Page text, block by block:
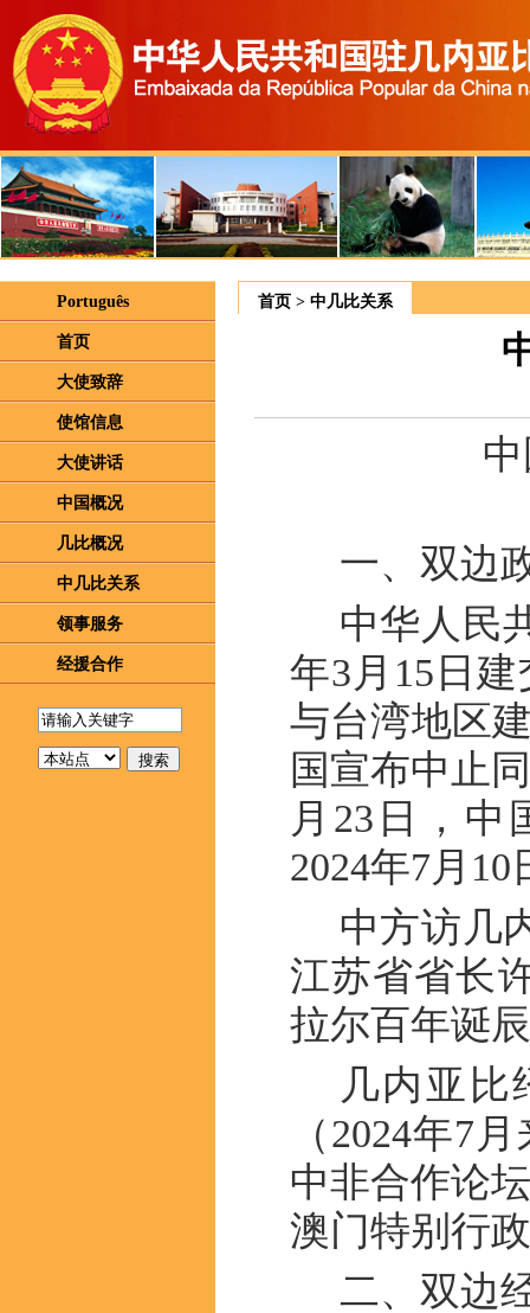
Português
首页
大使致辞
使馆信息
大使讲话
中国概况
几比概况
中几比关系
领事服务
经援合作
首页> 中几比关系
一、双边
中华人民
年3月15日
与台湾地区
国宣布中止
月23日，中
2024年7月
中方访几
江苏省省长
拉尔百年诞
几内亚比
（2024年7
中非合作论
澳门特别行
二、双边